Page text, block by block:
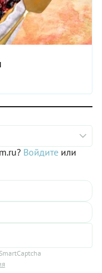
Войдите или